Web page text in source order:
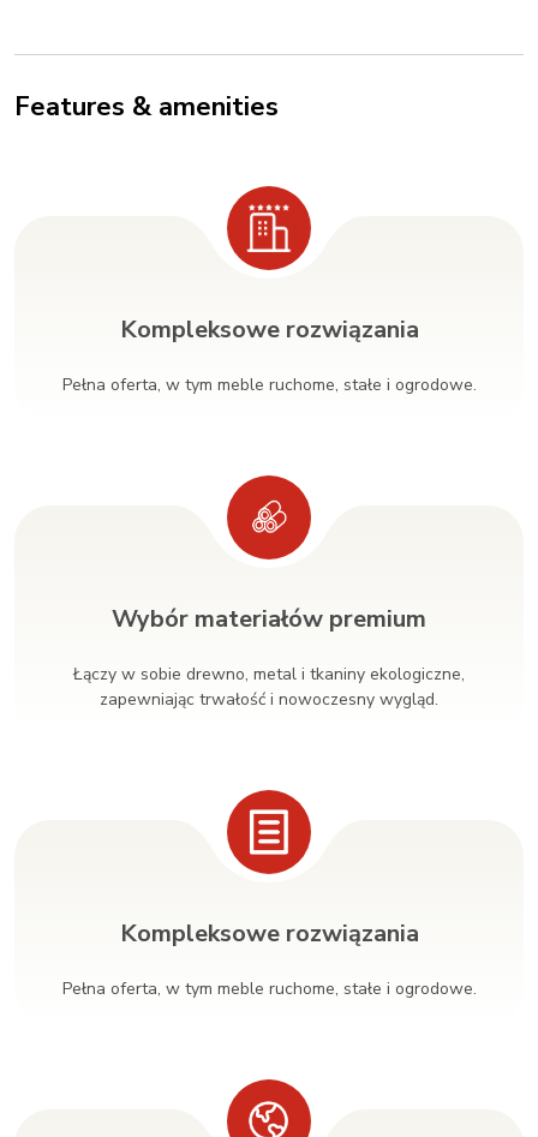
Features & amenities
Kompleksowe rozwiązania
Pełna oferta, w tym meble ruchome, stałe i ogrodowe.
Wybór materiałów premium
Łączy w sobie drewno, metal i tkaniny ekologiczne,
zapewniając trwałość i nowoczesny wygląd.
Kompleksowe rozwiązania
Pełna oferta, w tym meble ruchome, stałe i ogrodowe.